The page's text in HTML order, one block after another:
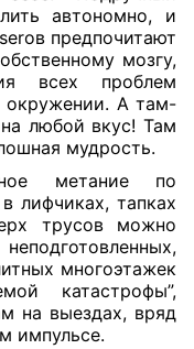
автономно, и
предпочитают
мозгу,
всех проблем
окружении. А там-
любой вкус! Там
мудрость.
метание по
лифчиках, тапках
трусов можно
многоэтажек
катастрофы”,
на выездах, вряд
импульсе.